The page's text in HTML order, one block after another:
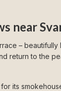
near
–
return to the
its